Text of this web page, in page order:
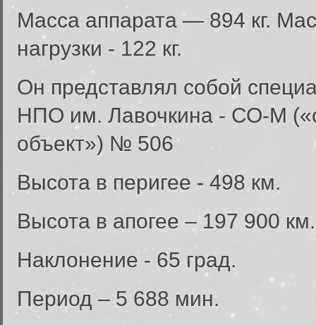
Масса аппарата — 894 кг.
нагрузки - 122 кг.
Он представлял собой
НПО им. Лавочкина - СО-М
объект») № 506
Высота в перигее - 498 км.
Высота в апогее – 197 900
Наклонение - 65 град.
Период – 5 688 мин.